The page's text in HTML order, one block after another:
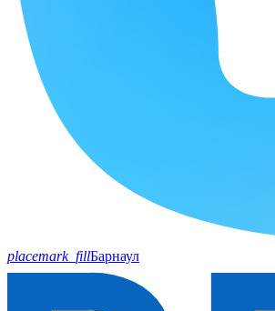
placemark_fillБарнаул